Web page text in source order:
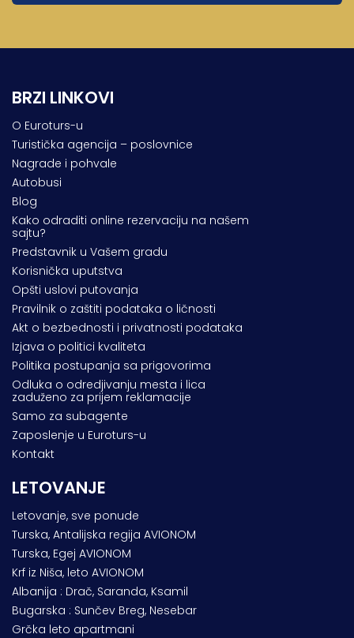
BRZI LINKOVI
O Euroturs-u
Turistička agencija – poslovnice
Nagrade i pohvale
Autobusi
Blog
Kako odraditi online rezervaciju na našem
sajtu?
Predstavnik u Vašem gradu
Korisnička uputstva
Opšti uslovi putovanja
Pravilnik o zaštiti podataka o ličnosti
Akt o bezbednosti i privatnosti podataka
Izjava o politici kvaliteta
Politika postupanja sa prigovorima
Odluka o odredjivanju mesta i lica
zaduženo za prijem reklamacije
Samo za subagente
Zaposlenje u Euroturs-u
Kontakt
LETOVANJE
Letovanje, sve ponude
Turska, Antalijska regija AVIONOM
Turska, Egej AVIONOM
Krf iz Niša, leto AVIONOM
Albanija : Drač, Saranda, Ksamil
Bugarska : Sunčev Breg, Nesebar
Grčka leto apartmani